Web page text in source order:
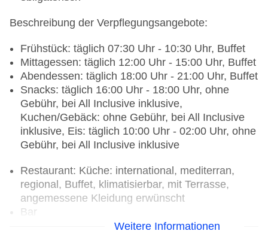
Beschreibung der Verpflegungsangebote:
Frühstück: täglich 07:30 Uhr - 10:30 Uhr, Buffet
Mittagessen: täglich 12:00 Uhr - 15:00 Uhr, Buffet
Abendessen: täglich 18:00 Uhr - 21:00 Uhr, Buffet
Snacks: täglich 16:00 Uhr - 18:00 Uhr, ohne
Gebühr, bei All Inclusive inklusive,
Kuchen/Gebäck: ohne Gebühr, bei All Inclusive
inklusive, Eis: täglich 10:00 Uhr - 02:00 Uhr, ohne
Gebühr, bei All Inclusive inklusive
Restaurant: Küche: international, mediterran,
regional, Buffet, klimatisierbar, mit Terrasse,
angemessene Kleidung erwünscht
Bar
Weitere Informationen